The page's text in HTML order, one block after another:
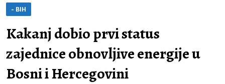
- BIH
Kakanj dobio prvi status
zajednice obnovljive energije u
Bosni i Hercegovini